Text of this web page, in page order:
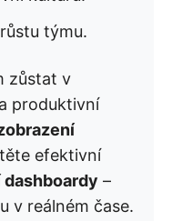
týmu.
zůstat v
produktivní
efektivní
–
v reálném čase.